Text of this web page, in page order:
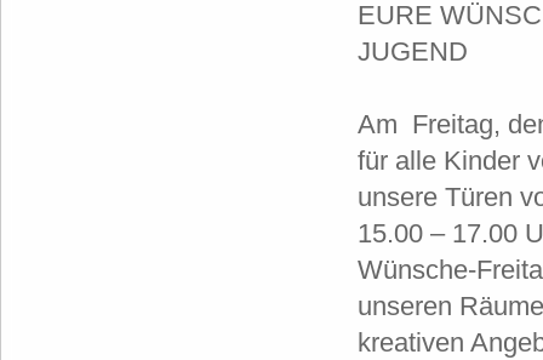
EURE
JUGEND
Am Freitag,
für alle Kinder
unsere Türen
15.00 – 17.00
Wünsche-
unseren
kreativen